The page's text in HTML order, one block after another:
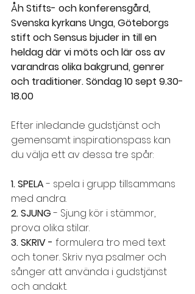
Åh Stifts- och konferensgård,
Svenska kyrkans Unga, Göteborgs
stift och Sensus bjuder in till en
heldag där vi möts och lär oss av
varandras olika bakgrund, genrer
och traditioner. Söndag 10 sept 9.30-
18.00
Efter inledande gudstjänst och
gemensamt inspirationspass kan
du välja ett av dessa tre spår:
1. SPELA - spela i grupp tillsammans
med andra.
2. SJUNG - Sjung kör i stämmor,
prova olika stilar.
3. SKRIV - formulera tro med text
och toner. Skriv nya psalmer och
sånger att använda i gudstjänst
och andakt.